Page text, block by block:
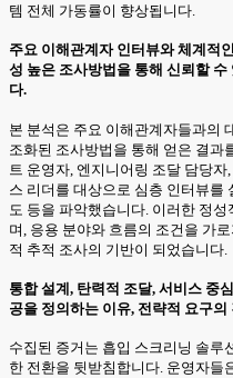
템 전체 가동률이 향상됩니다.
주요 이해관계자 인터뷰와 체계적
성 높은 조사방법을 통해 신뢰할
다.
본 분석은 주요 이해관계자들과의
조화된 조사방법을 통해 얻은 결과
트 운영자, 엔지니어링 조달 담당
스 리더를 대상으로 심층 인터뷰를
도 등을 파악했습니다. 이러한 정
며, 응용 분야와 흐름의 조건을 가
적 추적 조사의 기반이 되었습니다.
통합 설계, 탄력적 조달, 서비스 중
공을 정의하는 이유, 전략적 요구
수집된 증거는 흡입 스크리닝 솔루
한 전환을 뒷받침합니다. 운영자들